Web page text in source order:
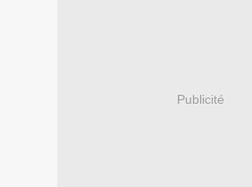
Publicité